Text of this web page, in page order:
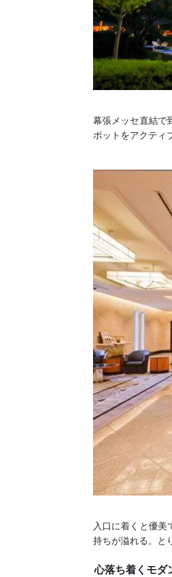
幕張メッセ直結で
ポットをアクティ
入口に着くと優美
持ちが溢れる。と
心落ち着くモダ